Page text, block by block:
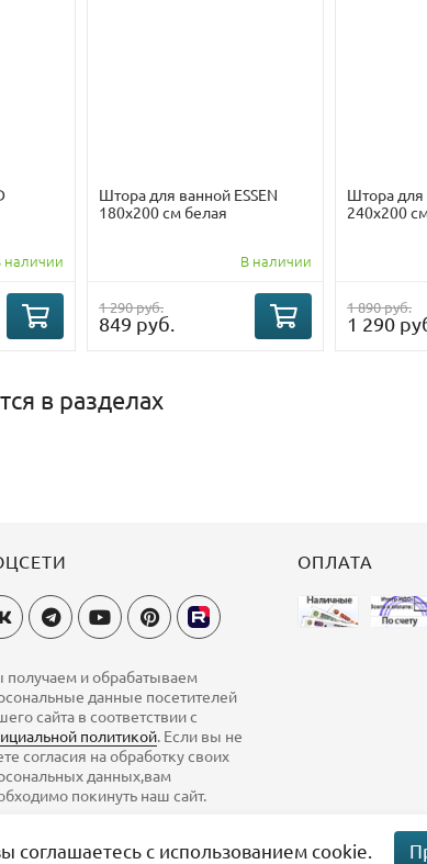
наличии
Штора для ванной ESSEN
180х200 см белая
В наличии
1 290 руб.
849 руб.
Штора для
240х200
1 890 руб.
1 290
в разделах
и обрабатываем
данные посетителей
сайта в соответствии с
политикой. Если вы не
согласия на обработку своих
данных,вам
покинуть наш сайт.
ОПЛАТА
с использованием cookie.